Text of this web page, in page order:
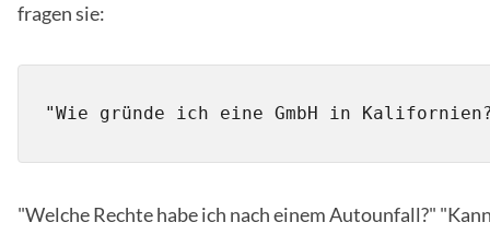
fragen sie:
"Welche Rechte habe ich nach einem Autounfall?"